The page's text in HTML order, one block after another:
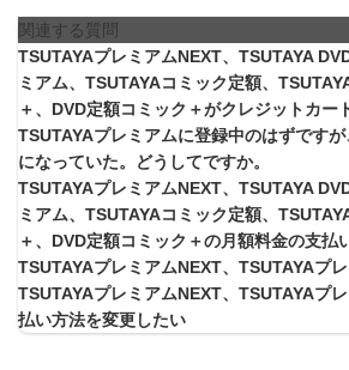
関連する質問
TSUTAYAプレミアムNEXT、TSUTAYA
ミアム、TSUTAYAコミック定額、
＋、DVD定額コミック＋がクレジットカー
TSUTAYAプレミアムに登録中のはずです
になっていた。どうしてですか。
TSUTAYAプレミアムNEXT、TSUTAYA
ミアム、TSUTAYAコミック定額、
＋、DVD定額コミック＋の月額料金の支払
TSUTAYAプレミアムNEXT、TSUTAYAプ
TSUTAYAプレミアムNEXT、TSUTAYAプ
払い方法を変更したい